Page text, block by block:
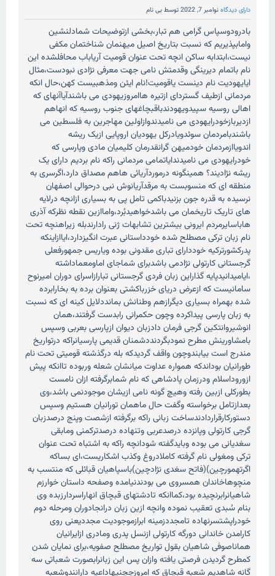
دارای دیدگاهنوامبر 7, 2022 توسطبی نام
بادرودوسپاس گرامی هم تبار،بخشی ازتوضیحات شمادلنشین
وامابپذیریم که نسبت بتاریخ اصیل میهنمان شناختمان مکفی
نیست،ابتدابه ساکن انچه تحت عنوان قومیت آریاباب محافلشده این
نام باتمام دیرینگی وقدمتش نامی جهت معرفی نژادی نبودست،مثال
ایایهودیت نام دینست یاقومیت!نام ایئن ومذهبیست کهن،حال انکه
مردمانی ازطیف گستردای ازتیره هاامروزیهودی می باشندآیاآنهای که
اهالی روسیه سپیدویهودندباقبچاغهای جنوب روسیه که انهاهم
ازدیربازخودرایهودی می نامیدندوازاولین مهاجرین به فلسطین می
باشندبامردمان سوئدویادرکل یهودیان اروپایی ازیک ریشه
اندویاازمردمان خودمیهن گرانقدرمان کلیمیان مادی وپارسی که
خودرایهودی می نامیدندایاتمامی مردمانی راکه نام بردیم دارای یک
ریشه نژادیند؟ همینگونه درموردآریائی هاهم مصداق دارد،اگرسری به
منطقه ای که منسوبست به مرقدآریانوش نبی درحوالی اصفهان
نرسیده به قدره جون بزنیدباکمی تامل پی به بسیاری ازانچه درلایه
های تاریک تاریخمان می باشدخواهیدبُرد،واماازین نقطه نظرکه آذری
هاباسایرمردم ایرونی بیشترین تشابهات ژنی رادارندبله زیراهنچه تحت
نام زبان ترکی مصطلح شده خودداستانی عبرت انگیزدارد،ایاازاینکه
پدرکشورترکیه خوددارای تباری مقدونی بوده ویاریس جمهورفعلی
گرجستانی کارتولی نژادمی باشدبرای شماجای اماومعماداشته
،ایامیدانیدپایه گذاراین زبان فردی گرجستانی تبارازاسرای دوران امیرنوح
سامانیست که ازعرض دریای خزرباکشتی بعنوان برده به بخارابرده
شده بهمراه بسیاری دیگرازهم وطنانش بمانددلایل کینه ای که نسبت
به زبان پارسی پیداکرده وچون حکمرانی رابدست گرفتند،همان
انوشیروانتکین گرجی فرمان دادزبان دیوان ازپارسی بعربی وسپس
بامشاورینش مطرح نمودبگردنددشمنان قدیمی پارسیانراکه درتواریخ
مندرج است بیابندوچون واقف گردیدکه بله درگذشته قومیتی تحت نام
طورانیان بوداندکه همواره عداوت میانشان شعله وربوده تاانکه پیش
ازوروداسلام ودرزمان پادشاهی که نام شمابرگرفته ازان نامست
بطورکلی ازبین رفته وهیچ گونه نامی ازیشان موجودنمی باشد،وی
بعدازتامل برخواسته وگفت حال ماهمان تورانیان هستیم وسپس
دستورکارقراردادندساخت زبانی راکه برگرفته ازشصت وپنج درصدزبان
گرجی کارتولی وپانزده درصدعربی وتنهاده درصدترکمنی ومابقی
سغدیانی می بوده وبایدگفته شودانچه راکه به اشتباه تحت عنوان
ترکی ومغولی نام گرفته کاملادروغ وکذب اشکاریست،ای بساکه
اگرتهمورچین)(فاتح سغدی نژادچین)باسپاهیان قبائلی که منتسب به
منچوهاخاندان همسروی می بودندنیامده وصفحه داستان خوارزم
شاهیانرابرنچیده بود،کماانکه تادشتهای قبچاق انهاراسردارزبده وی
بنام سُبدی تعقیب نموده وانچه ازین زبان درانجادوران ومرحله دوم
خودراپشتسرنهاده تامجددزمینه ابرازموجودیت مجددیعنی روی
کارامدن خاندانی دورگه کارتولی ازنسل پدری ومادری ازایرانیان
هماناصوفی شاهیان بقول تواریخ مصطلح صفویه،برای نمایان شدن
کمطرح گردیدن فرصتی یافته وازان پس این زبانرابصورت شعباتی سه
گانه شاهدیم شعبه قبچاق که امروزچچنیهاداعیه دارانندوشعبه